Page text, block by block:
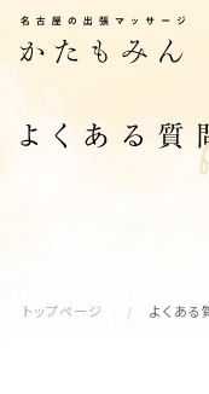
トップページ よくある